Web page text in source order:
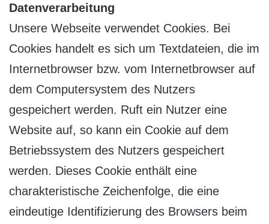
Datenverarbeitung
Unsere Webseite verwendet Cookies. Bei
Cookies handelt es sich um Textdateien, die im
Internetbrowser bzw. vom Internetbrowser auf
dem Computersystem des Nutzers
gespeichert werden. Ruft ein Nutzer eine
Website auf, so kann ein Cookie auf dem
Betriebssystem des Nutzers gespeichert
werden. Dieses Cookie enthält eine
charakteristische Zeichenfolge, die eine
eindeutige Identifizierung des Browsers beim